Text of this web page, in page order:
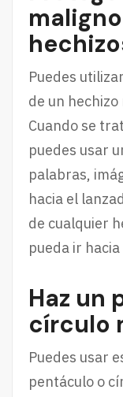
Puedes
de un
Cuando se
puedes usar
palabras,
hacia el
de cualquier
pueda ir hacia
Haz un
círculo
Puedes usar
pentáculo o